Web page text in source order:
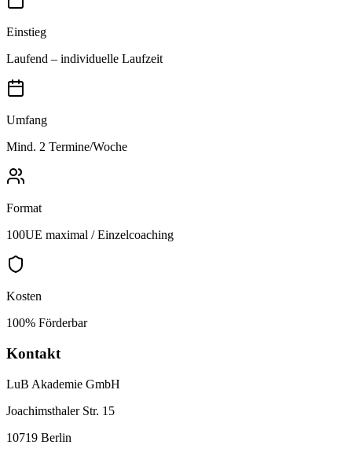
Einstieg
Laufend – individuelle Laufzeit
Umfang
Mind. 2 Termine/Woche
Format
100UE maximal / Einzelcoaching
Kosten
100% Förderbar
Kontakt
LuB Akademie GmbH
Joachimsthaler Str. 15
10719 Berlin